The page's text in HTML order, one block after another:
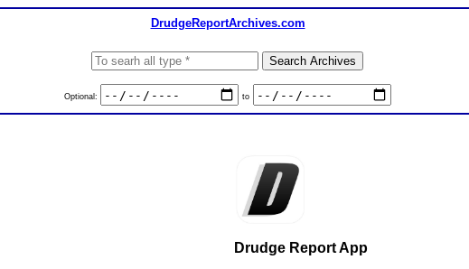
DrudgeReportArchives.com
Optional: to
Drudge Report App